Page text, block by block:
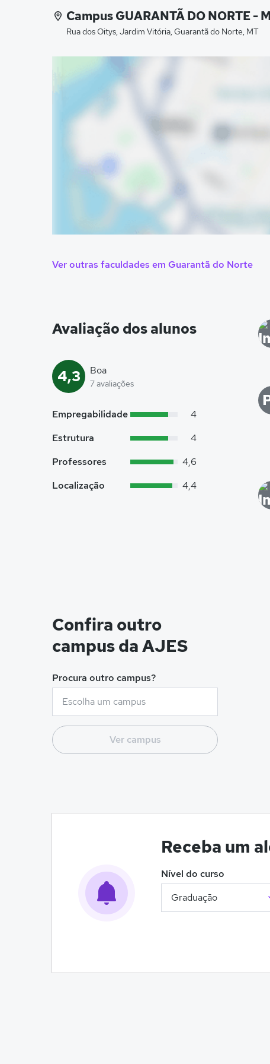
Campus GUARANTÃ DO NORTE -
Rua dos Oitys, Jardim Vitória, Guarantã do Norte, MT
Ver outras faculdades em Guarantã do Norte
Avaliação dos alunos
4,3 Boa
7 avaliações
Empregabilidade
4
Estrutura
4
Professores
4,6
Localização
4,4
Confira outro
campus da AJES
Procura outro campus?
Ver campus
Receba um
Nível do curso